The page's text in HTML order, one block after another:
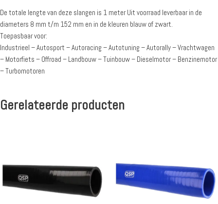
De totale lengte van deze slangen is 1 meter Uit voorraad leverbaar in de
diameters 8 mm t/m 152 mm en in de kleuren blauw of zwart.
Toepasbaar voor:
Industrieel – Autosport – Autoracing – Autotuning – Autorally – Vrachtwagen
– Motorfiets – Offroad – Landbouw – Tuinbouw – Dieselmotor – Benzinemotor
– Turbomotoren
Gerelateerde producten